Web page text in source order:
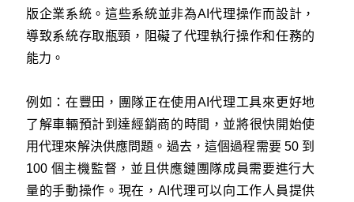
版企業系統。這些系統並非為AI代理操作而設計，
導致系統存取瓶頸，阻礙了代理執行操作和任務的
能力。
例如：在豐田，團隊正在使用AI代理工具來更好地
了解車輛預計到達經銷商的時間，並將很快開始使
用代理來解決供應問題。過去，這個過程需要 50 到
100 個主機監督，並且供應鏈團隊成員需要進行大
量的手動操作。現在，AI代理可以向工作人員提供